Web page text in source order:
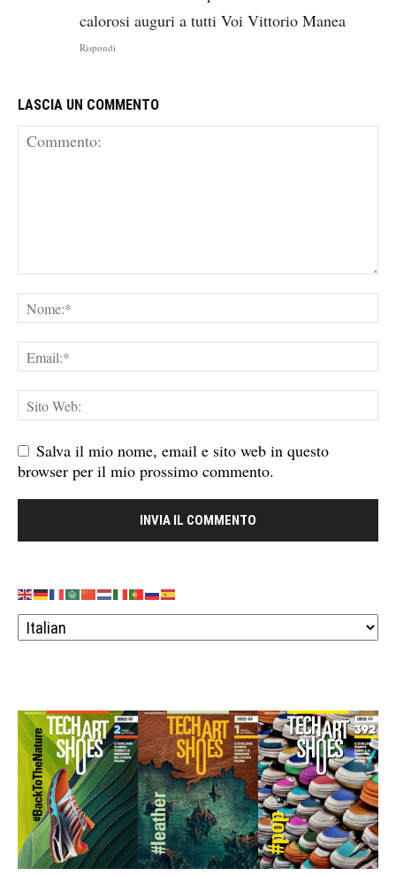
calorosi auguri a tutti Voi Vittorio Manea
Rispondi
LASCIA UN COMMENTO
Salva il mio nome, email e sito web in questo
browser per il mio prossimo commento.